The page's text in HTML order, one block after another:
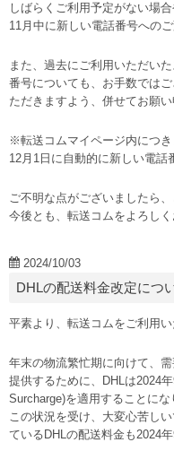
しばらくご利用予定がない場
11月中に新しい電話番号への
また、過去にご利用いただい
番号についても、お手数では
ただきますよう、併せてお願い
※転送コムマイページ内につき
12月1日に自動的に新しい電話
ご不明な点がございましたら
今後とも、転送コムをよろしく
2024/10/03
DHLの配送料金改定につ
平素より、転送コムをご利用
年末の物流繁忙期に向けて、
提供するために、DHLは2024
Surcharge)を適用することにな
この状況を受け、大変心苦し
ているDHLの配送料金も2024